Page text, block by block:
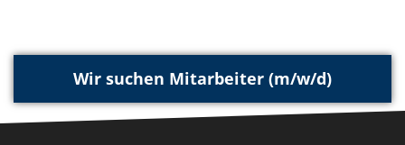
Wir suchen Mitarbeiter (m/w/d)